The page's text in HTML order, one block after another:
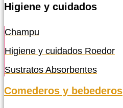
Higiene y cuidados
Champu
Higiene y cuidados Roedor
Sustratos Absorbentes
Comederos y bebederos